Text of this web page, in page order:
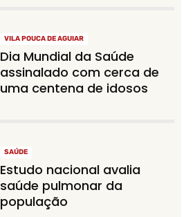
VILA POUCA DE AGUIAR
Dia Mundial da Saúde
assinalado com cerca de
uma centena de idosos
SAÚDE
Estudo nacional avalia
saúde pulmonar da
população